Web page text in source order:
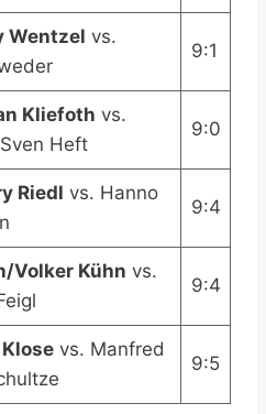
Wentzel vs.
9:1
Kliefoth vs.
Heft
9:0
Riedl vs. Hanno
9:4
Volker Kühn vs.
9:4
vs. Manfred
9:5